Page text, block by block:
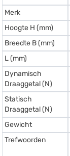
Merk
Hoogte H (mm)
Breedte B (mm)
L (mm)
Dynamisch
Draaggetal (N)
Statisch
Draaggetal (N)
Gewicht
Trefwoorden